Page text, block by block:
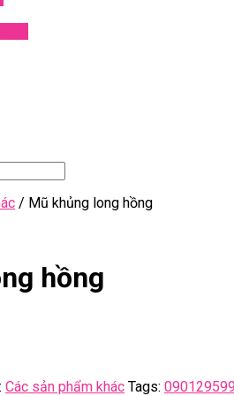
/ Mũ khủng long hồng
hồng
Các sản phẩm khác Tags: